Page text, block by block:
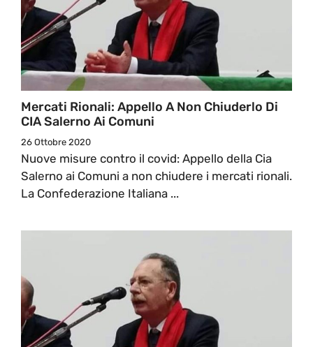
Mercati Rionali: Appello A Non Chiuderlo Di
CIA Salerno Ai Comuni
26 Ottobre 2020
Nuove misure contro il covid: Appello della Cia
Salerno ai Comuni a non chiudere i mercati rionali.
La Confederazione Italiana ...